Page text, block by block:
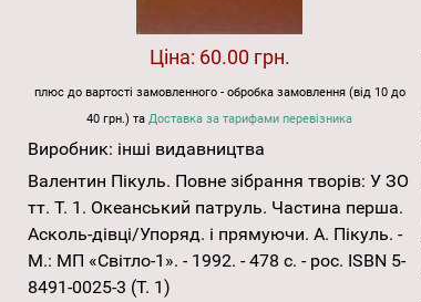
Ціна: 60.00 грн.
плюс до вартості замовленного - обробка замовлення (від 10 до
40 грн.) таДоставка за тарифами перевізника
Виробник: інші видавництва
Валентин Пікуль. Повне зібрання творів: У ЗО
тт. Т. 1. Океанський патруль. Частина перша.
Асколь-дівці/Упоряд. і прямуючи. А. Пікуль. -
М.: МП «Світло-1». - 1992. - 478 с. - рос. ISBN 5-
8491-0025-3 (Т. 1)